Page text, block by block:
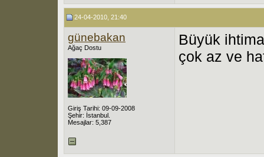
24-04-2010, 21:40
günebakan
Ağaç Dostu
Giriş Tarihi: 09-09-2008
Şehir: İstanbul.
Mesajlar: 5,387
Büyük
çok az ve